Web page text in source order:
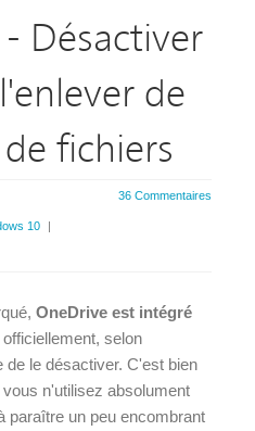
Désactiver
de
fichiers
36 Commentaires
10 |
OneDrive est intégré
officiellement, selon
le désactiver. C'est bien
n'utilisez absolument
paraître un peu encombrant